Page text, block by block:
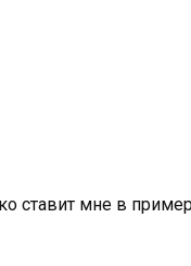
ставит мне в